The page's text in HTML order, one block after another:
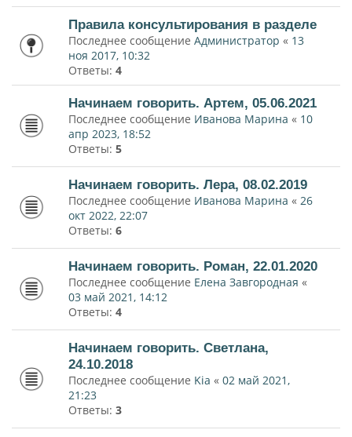
Правила консультирования в разделе
Последнее сообщение Администратор « 13
ноя 2017, 10:32
Ответы: 4
Начинаем говорить. Артем, 05.06.2021
Последнее сообщение Иванова Марина « 10
апр 2023, 18:52
Ответы: 5
Начинаем говорить. Лера, 08.02.2019
Последнее сообщение Иванова Марина « 26
окт 2022, 22:07
Ответы: 6
Начинаем говорить. Роман, 22.01.2020
Последнее сообщение Елена Завгородная «
03 май 2021, 14:12
Ответы: 4
Начинаем говорить. Светлана,
24.10.2018
Последнее сообщение Kia « 02 май 2021,
21:23
Ответы: 3